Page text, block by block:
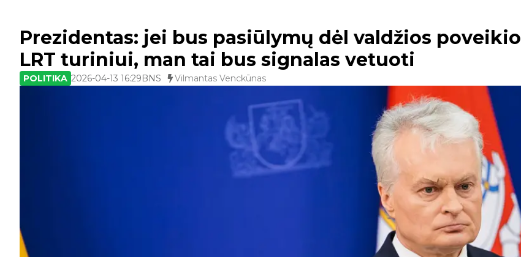
Prezidentas: jei bus pasiūlymų dėl valdžios poveikio
LRT turiniui, man tai bus signalas vetuoti
POLITIKA 2026-04-13 16:29BNS Vilmantas Venckūnas